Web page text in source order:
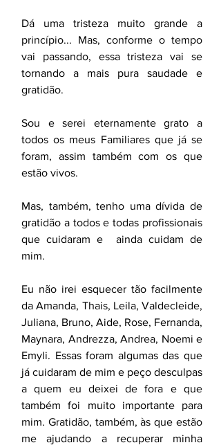
Dá uma tristeza muito grande a
princípio... Mas, conforme o tempo
vai passando, essa tristeza vai se
tornando a mais pura saudade e
gratidão.
Sou e serei eternamente grato a
todos os meus Familiares que já se
foram, assim também com os que
estão vivos.
Mas, também, tenho uma dívida de
gratidão a todos e todas profissionais
que cuidaram e  ainda cuidam de
mim.
Eu não irei esquecer tão facilmente
da Amanda, Thais, Leila, Valdecleide,
Juliana, Bruno, Aide, Rose, Fernanda,
Maynara, Andrezza, Andrea, Noemi e
Emyli. Essas foram algumas das que
já cuidaram de mim e peço desculpas
a quem eu deixei de fora e que
também foi muito importante para
mim. Gratidão, também, às que estão
me ajudando a recuperar minha